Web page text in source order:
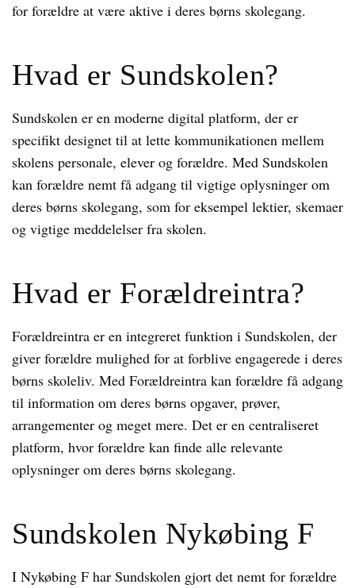
for forældre at være aktive i deres børns skolegang.
Hvad er Sundskolen?
Sundskolen er en moderne digital platform, der er
specifikt designet til at lette kommunikationen mellem
skolens personale, elever og forældre. Med Sundskolen
kan forældre nemt få adgang til vigtige oplysninger om
deres børns skolegang, som for eksempel lektier, skemaer
og vigtige meddelelser fra skolen.
Hvad er Forældreintra?
Forældreintra er en integreret funktion i Sundskolen, der
giver forældre mulighed for at forblive engagerede i deres
børns skoleliv. Med Forældreintra kan forældre få adgang
til information om deres børns opgaver, prøver,
arrangementer og meget mere. Det er en centraliseret
platform, hvor forældre kan finde alle relevante
oplysninger om deres børns skolegang.
Sundskolen Nykøbing F
I Nykøbing F har Sundskolen gjort det nemt for forældre